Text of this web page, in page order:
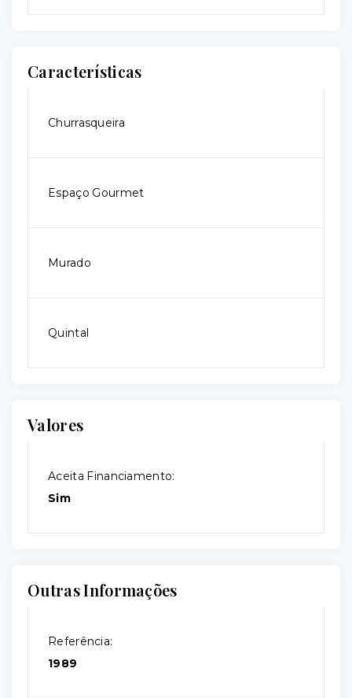
Características
Churrasqueira
Espaço Gourmet
Murado
Quintal
Valores
Aceita Financiamento:
Sim
Outras Informações
Referência:
1989